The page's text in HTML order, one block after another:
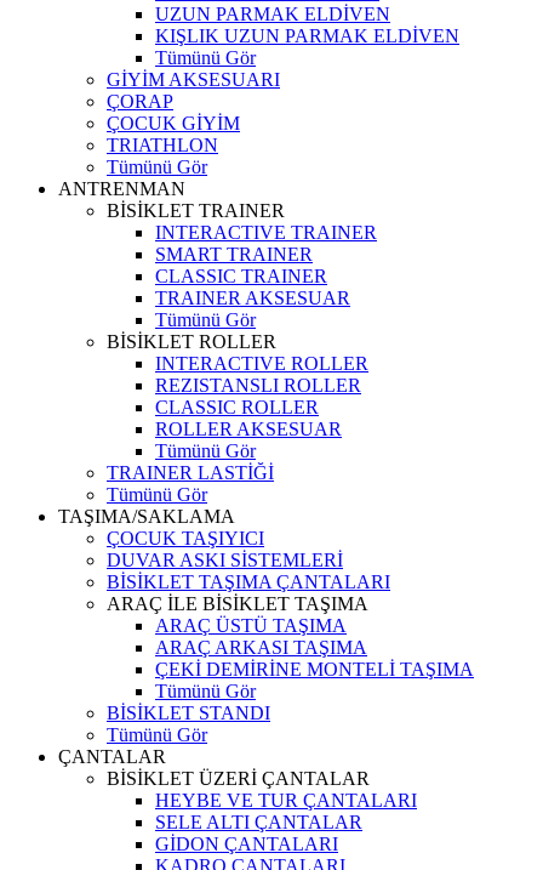
UZUN PARMAK ELDİVEN
KIŞLIK UZUN PARMAK ELDİVEN
Tümünü Gör
GİYİM AKSESUARI
ÇORAP
ÇOCUK GİYİM
TRIATHLON
Tümünü Gör
ANTRENMAN
BİSİKLET TRAINER
INTERACTIVE TRAINER
SMART TRAINER
CLASSIC TRAINER
TRAINER AKSESUAR
Tümünü Gör
BİSİKLET ROLLER
INTERACTIVE ROLLER
REZISTANSLI ROLLER
CLASSIC ROLLER
ROLLER AKSESUAR
Tümünü Gör
TRAINER LASTİĞİ
Tümünü Gör
TAŞIMA/SAKLAMA
ÇOCUK TAŞIYICI
DUVAR ASKI SİSTEMLERİ
BİSİKLET TAŞIMA ÇANTALARI
ARAÇ İLE BİSİKLET TAŞIMA
ARAÇ ÜSTÜ TAŞIMA
ARAÇ ARKASI TAŞIMA
ÇEKİ DEMİRİNE MONTELİ TAŞIMA
Tümünü Gör
BİSİKLET STANDI
Tümünü Gör
ÇANTALAR
BİSİKLET ÜZERİ ÇANTALAR
HEYBE VE TUR ÇANTALARI
SELE ALTI ÇANTALAR
GİDON ÇANTALARI
KADRO ÇANTALARI